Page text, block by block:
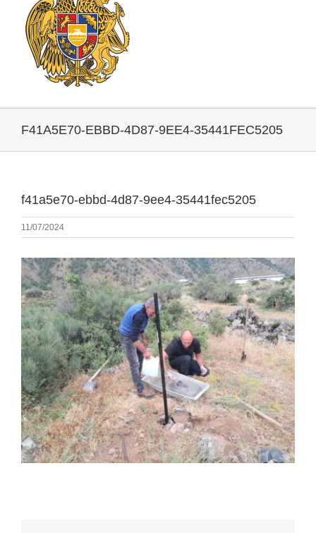
F41A5E70-EBBD-4D87-9EE4-35441FEC5205
f41a5e70-ebbd-4d87-9ee4-35441fec5205
11/07/2024